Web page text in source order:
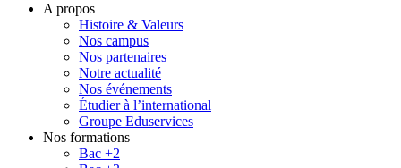
A propos
Histoire & Valeurs
Nos campus
Nos partenaires
Notre actualité
Nos événements
Étudier à l’international
Groupe Eduservices
Nos formations
Bac +2